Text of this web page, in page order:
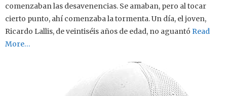
comenzaban las desavenencias. Se amaban, pero al tocar
cierto punto, ahí comenzaba la tormenta. Un día, el joven,
Ricardo Lallis, de veintiséis años de edad, no aguantó Read
More…